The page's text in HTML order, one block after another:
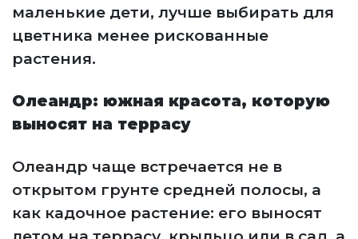
маленькие дети, лучше выбирать для
цветника менее рискованные
растения.
Олеандр: южная красота, которую
выносят на террасу
Олеандр чаще встречается не в
открытом грунте средней полосы, а
как кадочное растение: его выносят